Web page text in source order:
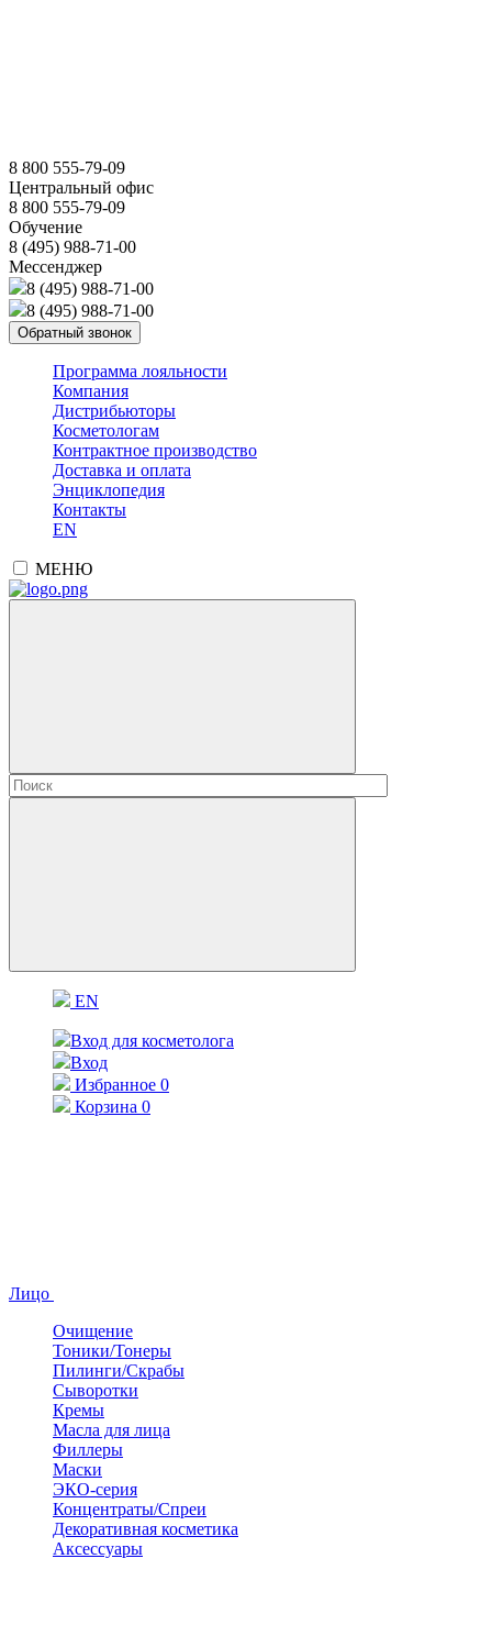
8 800 555-79-09
Центральный офис
8 800 555-79-09
Обучение
8 (495) 988-71-00
Мессенджер
8 (495) 988-71-00
8 (495) 988-71-00
Обратный звонок
Программа лояльности
Компания
Дистрибьюторы
Косметологам
Контрактное производство
Доставка и оплата
Энциклопедия
Контакты
EN
МЕНЮ
EN
Вход для косметолога
Вход
Избранное 0
Корзина 0
Лицо
Очищение
Тоники/Тонеры
Пилинги/Скрабы
Сыворотки
Кремы
Масла для лица
Филлеры
Маски
ЭКО-серия
Концентраты/Спреи
Декоративная косметика
Аксессуары